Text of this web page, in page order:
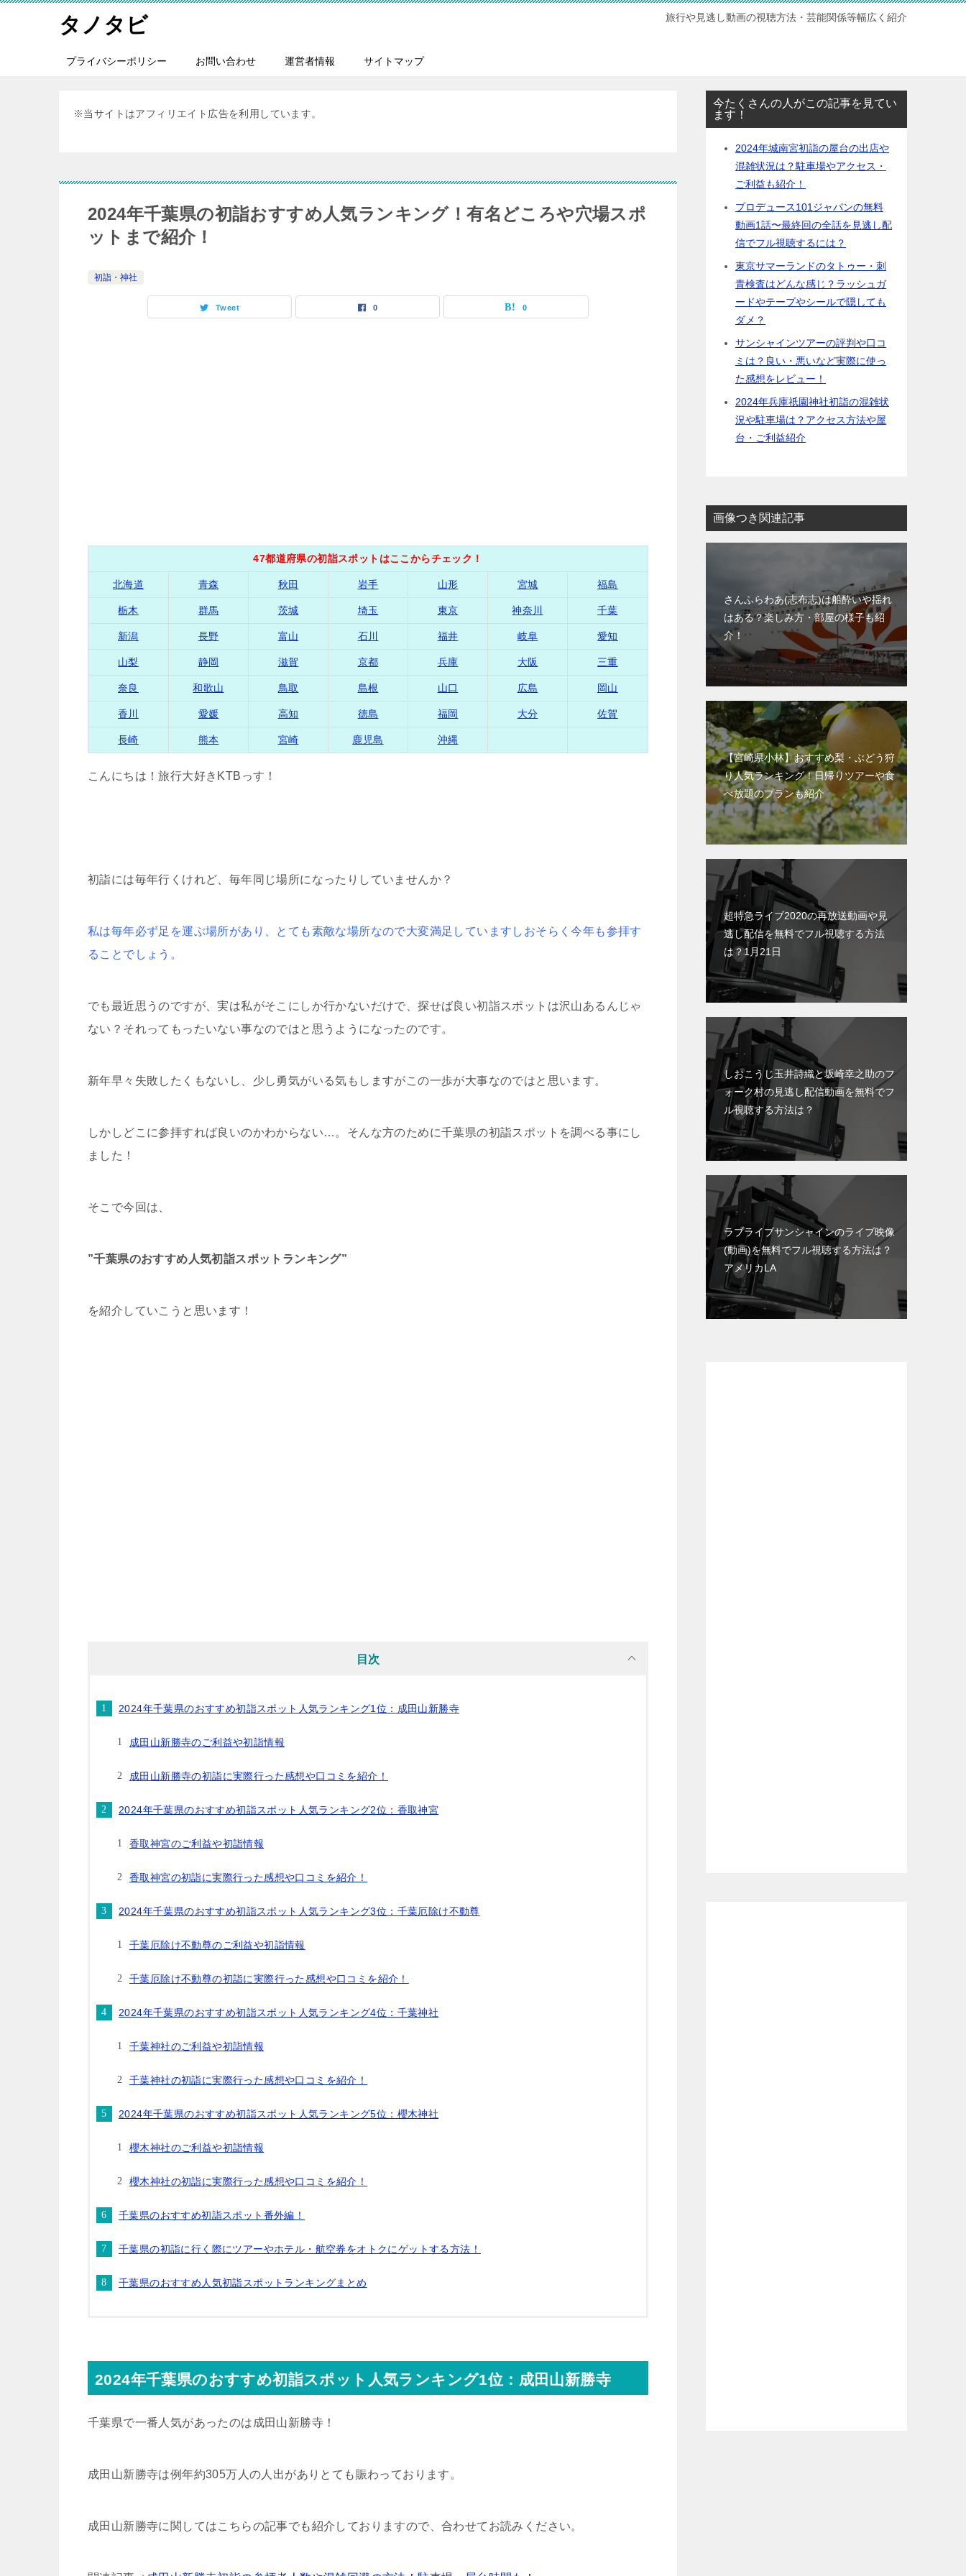
タノタビ 旅行や見逃し動画の視聴方法・芸能関係等幅広く紹介
プライバシーポリシー お問い合わせ 運営者情報 サイトマップ
※当サイトはアフィリエイト広告を利用しています。
2024年千葉県の初詣おすすめ人気ランキング！有名どころや穴場スポ
ットまで紹介！
初詣・神社
Tweet 0 0
47都道府県の初詣スポットはここからチェック！
北海道 青森 秋田 岩手 山形 宮城 福島
栃木 群馬 茨城 埼玉 東京 神奈川 千葉
新潟 長野 富山 石川 福井 岐阜 愛知
山梨 静岡 滋賀 京都 兵庫 大阪 三重
奈良 和歌山 鳥取 島根 山口 広島 岡山
香川 愛媛 高知 徳島 福岡 大分 佐賀
長崎 熊本 宮崎 鹿児島 沖縄
こんにちは！旅行大好きKTBっす！
初詣には毎年行くけれど、毎年同じ場所になったりしていませんか？
私は毎年必ず足を運ぶ場所があり、とても素敵な場所なので大変満足していますしおそらく今年も参拝す
ることでしょう。
でも最近思うのですが、実は私がそこにしか行かないだけで、探せば良い初詣スポットは沢山あるんじゃ
ない？それってもったいない事なのではと思うようになったのです。
新年早々失敗したくもないし、少し勇気がいる気もしますがこの一歩が大事なのではと思います。
しかしどこに参拝すれば良いのかわからない…。そんな方のために千葉県の初詣スポットを調べる事にし
ました！
そこで今回は、
”千葉県のおすすめ人気初詣スポットランキング”
を紹介していこうと思います！
目次
2024年千葉県のおすすめ初詣スポット人気ランキング1位：成田山新勝寺
成田山新勝寺のご利益や初詣情報
成田山新勝寺の初詣に実際行った感想や口コミを紹介！
2024年千葉県のおすすめ初詣スポット人気ランキング2位：香取神宮
香取神宮のご利益や初詣情報
香取神宮の初詣に実際行った感想や口コミを紹介！
2024年千葉県のおすすめ初詣スポット人気ランキング3位：千葉厄除け不動尊
千葉厄除け不動尊のご利益や初詣情報
千葉厄除け不動尊の初詣に実際行った感想や口コミを紹介！
2024年千葉県のおすすめ初詣スポット人気ランキング4位：千葉神社
千葉神社のご利益や初詣情報
千葉神社の初詣に実際行った感想や口コミを紹介！
2024年千葉県のおすすめ初詣スポット人気ランキング5位：櫻木神社
櫻木神社のご利益や初詣情報
櫻木神社の初詣に実際行った感想や口コミを紹介！
千葉県のおすすめ初詣スポット番外編！
千葉県の初詣に行く際にツアーやホテル・航空券をオトクにゲットする方法！
千葉県のおすすめ人気初詣スポットランキングまとめ
2024年千葉県のおすすめ初詣スポット人気ランキング1位：成田山新勝寺
千葉県で一番人気があったのは成田山新勝寺！
成田山新勝寺は例年約305万人の人出がありとても賑わっております。
成田山新勝寺に関してはこちらの記事でも紹介しておりますので、合わせてお読みください。
今たくさんの人がこの記事を見てい
ます！
2024年城南宮初詣の屋台の出店や
混雑状況は？駐車場やアクセス・
ご利益も紹介！
プロデュース101ジャパンの無料
動画1話〜最終回の全話を見逃し配
信でフル視聴するには？
東京サマーランドのタトゥー・刺
青検査はどんな感じ？ラッシュガ
ードやテープやシールで隠しても
ダメ？
サンシャインツアーの評判や口コ
ミは？良い・悪いなど実際に使っ
た感想をレビュー！
2024年兵庫祇園神社初詣の混雑状
況や駐車場は？アクセス方法や屋
台・ご利益紹介
画像つき関連記事
さんふらわあ(志布志)は船酔いや揺れ
はある？楽しみ方・部屋の様子も紹
介！
【宮崎県小林】おすすめ梨・ぶどう狩
り人気ランキング！日帰りツアーや食
べ放題のプランも紹介
超特急ライブ2020の再放送動画や見
逃し配信を無料でフル視聴する方法
は？1月21日
しおこうじ玉井詩織と坂崎幸之助のフ
ォーク村の見逃し配信動画を無料でフ
ル視聴する方法は？
ラブライブサンシャインのライブ映像
(動画)を無料でフル視聴する方法は？
アメリカLA